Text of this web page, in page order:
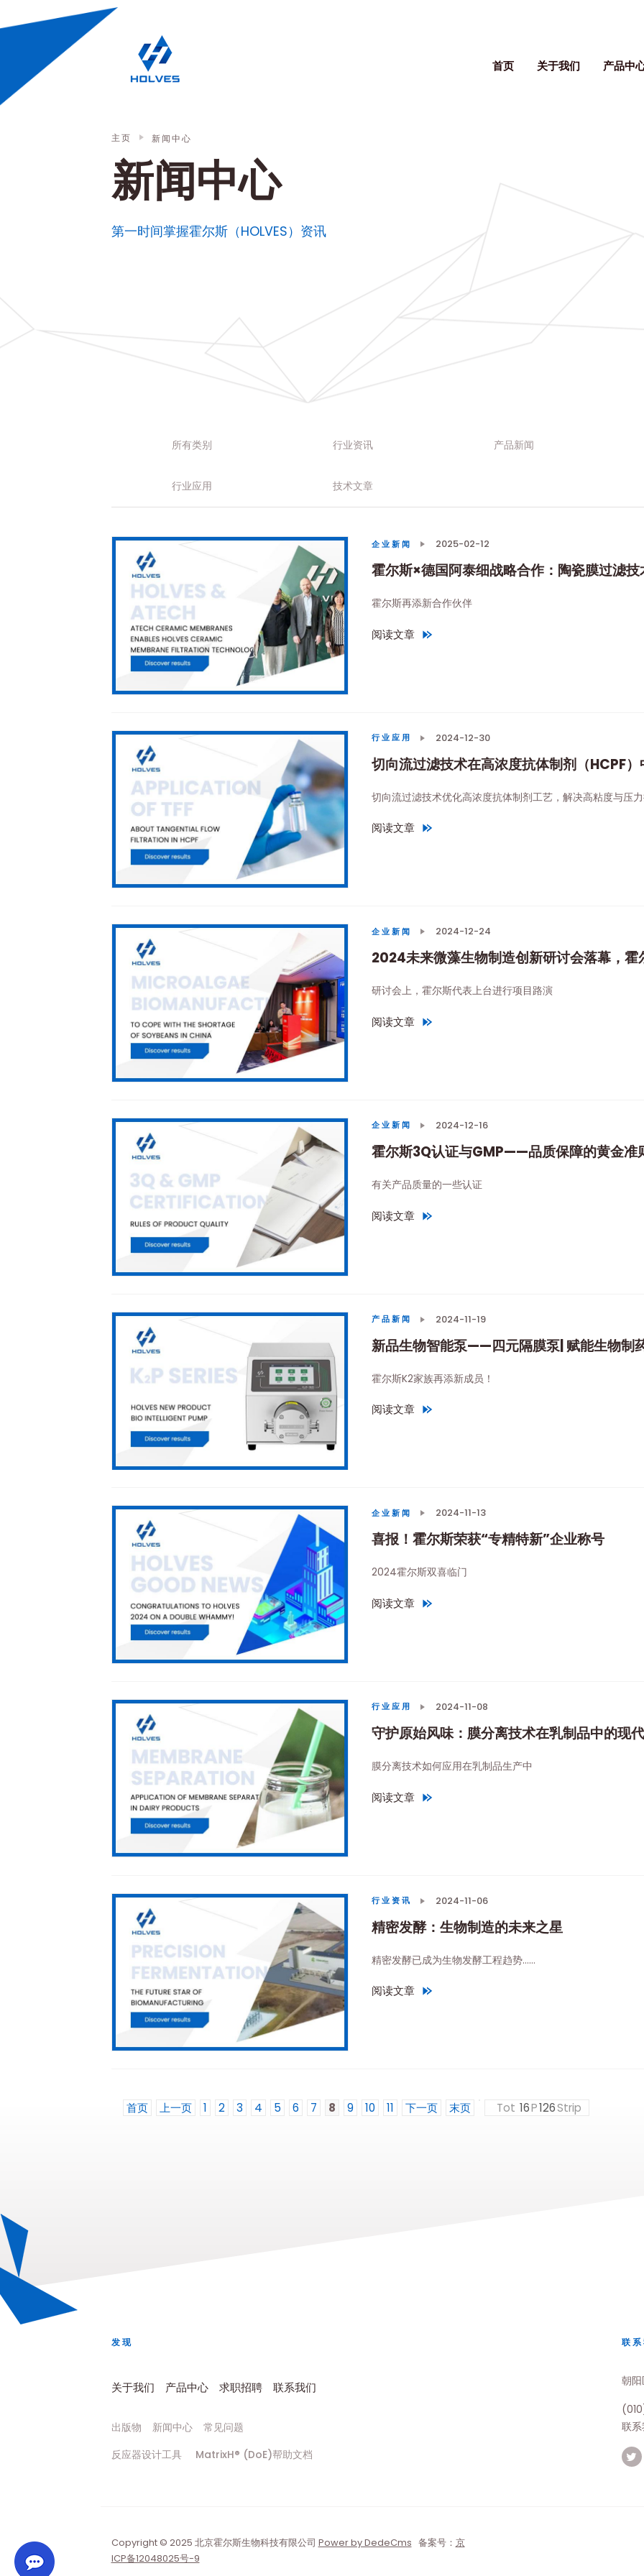
Skip to main content
发酵罐 首页 关于我们 产品中
新闻中心
第一时间掌握霍尔斯（HOLVES）资讯
主页 新闻中心
所有类别 行业资讯 产品新闻
行业应用 技术文章
霍尔斯×德国阿泰细战略合作：陶瓷膜过滤
霍尔斯再添新合作伙伴
阅读文章
"霍尔斯×德国阿泰细战略合作：陶瓷膜过滤技术开启中国
2025-02-12
企业新闻
切向流过滤技术在高浓度抗体制剂（HCPF
切向流过滤技术优化高浓度抗体制剂工艺，解决高粘度与压
阅读文章
"切向流过滤技术在高浓度抗体制剂（HCPF）中的运用
2024-12-30
行业应用
2024未来微藻生物制造创新研讨会落幕，霍
研讨会上，霍尔斯代表上台进行项目路演
阅读文章
"2024未来微藻生物制造创新研讨会落幕，霍尔斯与您共
2024-12-24
企业新闻
霍尔斯3Q认证与GMP——品质保障的黄金准
有关产品质量的一些认证
阅读文章
"霍尔斯3Q认证与GMP——品质保障的黄金准则
2024-12-16
企业新闻
新品生物智能泵——四元隔膜泵| 赋能生物制
霍尔斯K2家族再添新成员！
阅读文章
"新品生物智能泵——四元隔膜泵| 赋能生物制药，卓越体
2024-11-19
产品新闻
喜报！霍尔斯荣获“专精特新”企业称号
2024霍尔斯双喜临门
阅读文章
"喜报！霍尔斯荣获“专精特新”企业称号
2024-11-13
企业新闻
守护原始风味：膜分离技术在乳制品中的现
膜分离技术如何应用在乳制品生产中
阅读文章
"守护原始风味：膜分离技术在乳制品中的现代演绎
2024-11-08
行业应用
精密发酵：生物制造的未来之星
精密发酵已成为生物发酵工程趋势……
阅读文章
"精密发酵：生物制造的未来之星
2024-11-06
行业资讯
首页 上一页 1 2 3 4 5 6 7 8 9 10 11 下一页 末页 Tot 16P126Strip
发现
关于我们 产品中心 求职招聘 联系我们
出版物 新闻中心
常见问题
反应器设计工具
MatrixH® (DoE)帮助文档
联
朝
联
Copyright © 2025 北京霍尔斯生物科技有限公司 Power by DedeCms 备案号： 京
ICP备12048025号-9